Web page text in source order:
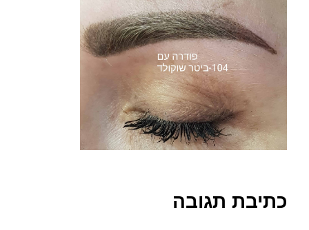
סמן קישורים
לאפס
את
כל
האפשרויות
cached
כתיבת תגובה